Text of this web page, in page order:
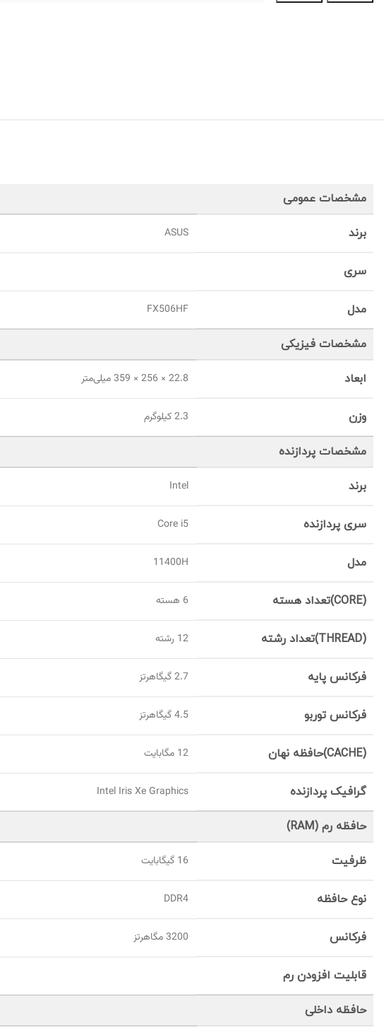
مشخصات عمومی
برند ASUS
سری
مدل FX506HF
مشخصات فیزیکی
ابعاد 22.8 × 256 × 359 میلی‌متر
وزن 2.3 کیلوگرم
مشخصات پردازنده
برند Intel
سری پردازنده Core i5
مدل 11400H
(CORE)تعداد هسته 6 هسته
(THREAD)تعداد رشته 12 رشته
فرکانس پایه 2.7 گیگاهرتز
فرکانس توربو 4.5 گیگاهرتز
(CACHE)حافظه نهان 12 مگابایت
گرافیک پردازنده Intel Iris Xe Graphics
حافظه رم (RAM)
ظرفیت 16 گيگابايت
نوع حافظه DDR4
فرکانس 3200 مگاهرتز
قابلیت افزودن رم
حافظه داخلی